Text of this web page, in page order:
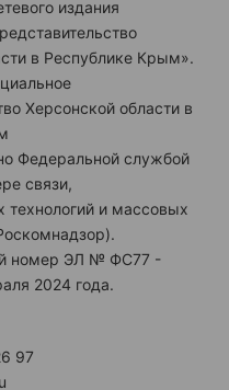
издания
в Республике Крым».
Херсонской области в
Федеральной службой
связи,
и массовых
номер ЭЛ № ФС77 -
2024 года.
97